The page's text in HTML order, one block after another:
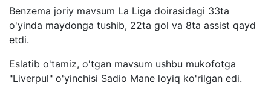
Benzema joriy mavsum La Liga doirasidagi 33ta
o'yinda maydonga tushib, 22ta gol va 8ta assist qayd
etdi.
Eslatib o'tamiz, o'tgan mavsum ushbu mukofotga
"Liverpul" o'yinchisi Sadio Mane loyiq ko'rilgan edi.